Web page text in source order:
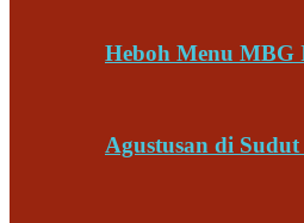
Heboh Menu
Agustusan di